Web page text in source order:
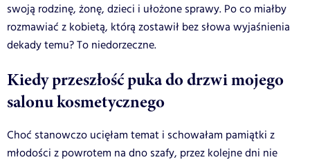
swoją rodzinę, żonę, dzieci i ułożone sprawy. Po co miałby
rozmawiać z kobietą, którą zostawił bez słowa wyjaśnienia
dekady temu? To niedorzeczne.
Kiedy przeszłość puka do drzwi mojego
salonu kosmetycznego
Choć stanowczo ucięłam temat i schowałam pamiątki z
młodości z powrotem na dno szafy, przez kolejne dni nie